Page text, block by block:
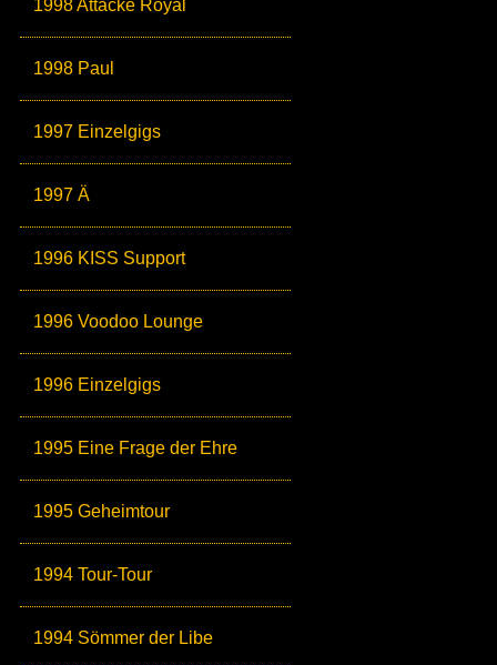
1998 Attacke Royal
1998 Paul
1997 Einzelgigs
1997 Ä
1996 KISS Support
1996 Voodoo Lounge
1996 Einzelgigs
1995 Eine Frage der Ehre
1995 Geheimtour
1994 Tour-Tour
1994 Sömmer der Libe